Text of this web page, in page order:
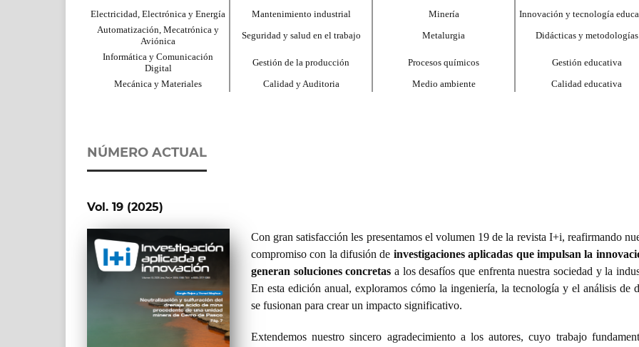
Electricidad, Electrónica y Energía Mantenimiento industrial Minería
Innovación y tecnología
Automatización, Mecatrónica y
Aviónica
Seguridad y salud en el trabajo Metalurgia
Didácticas y metodologías
Informática y Comunicación
Digital
Gestión de la producción Procesos químicos
Gestión educativa
Mecánica y Materiales
Calidad y Auditoria Medio ambiente Calidad educativa
NÚMERO ACTUAL
Vol. 19 (2025)
Con gran satisfacción les presentamos el volumen 19 de la revista I+i, reafirmando
compromiso con la difusión de investigaciones aplicadas que impulsan la
generan soluciones concretas a los desafíos que enfrenta nuestra sociedad y la
En esta edición anual, exploramos cómo la ingeniería, la tecnología y el análisis de
se fusionan para crear un impacto significativo.
Extendemos nuestro sincero agradecimiento a los autores, cuyo trabajo